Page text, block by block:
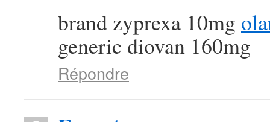
brand zyprexa 10mg
generic diovan 160mg
Répondre